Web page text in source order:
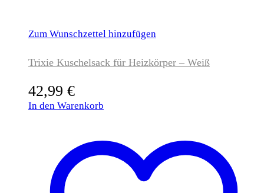
Zum Wunschzettel hinzufügen
Trixie Kuschelsack für Heizkörper – Weiß
42,99 €
In den Warenkorb